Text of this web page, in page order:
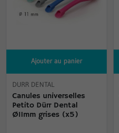
Ajouter au panier
DURR DENTAL
Canules universelles
Petito Dürr Dental
Ø11mm grises (x5)